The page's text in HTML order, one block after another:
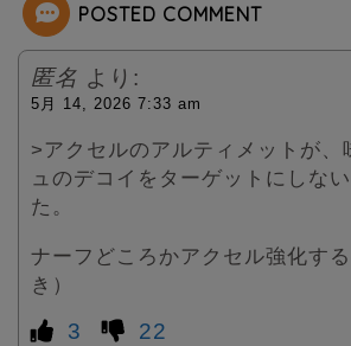
POSTED COMMENT
匿名 より:
5月 14, 2026 7:33 am
>アクセルのアルティメットが、
ュのデコイをターゲットにしな
た。
ナーフどころかアクセル強化す
き）
3 22